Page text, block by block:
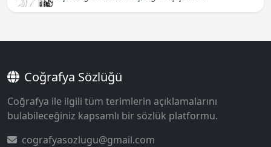
Coğrafya Sözlüğü
Coğrafya ile ilgili tüm terimlerin açıklamalarını
bulabileceğiniz kapsamlı bir sözlük platformu.
cografyasozlugu@gmail.com